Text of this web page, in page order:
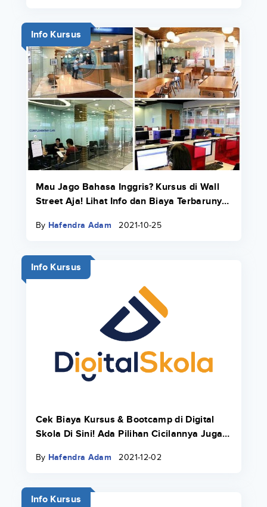
Info Kursus
Mau Jago Bahasa Inggris? Kursus di Wall
Street Aja! Lihat Info dan Biaya Terbarunya
By Hafendra Adam 2021-10-25
Info Kursus
Cek Biaya Kursus & Bootcamp di Digital
Skola Di Sini! Ada Pilihan Cicilannya Juga
By Hafendra Adam 2021-12-02
Info Kursus